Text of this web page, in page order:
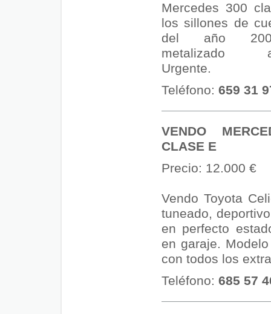
Mercedes 300
los sillones de
del año
metalizado
Urgente.
Teléfono: 659 31
VENDO
CLASE E
Precio: 12.000 €
Vendo Toyota
tuneado,
en perfecto
en garaje.
con todos los
Teléfono: 685 57